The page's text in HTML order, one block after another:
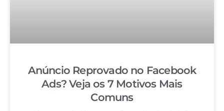
Anúncio Reprovado no Facebook
Ads? Veja os 7 Motivos Mais
Comuns